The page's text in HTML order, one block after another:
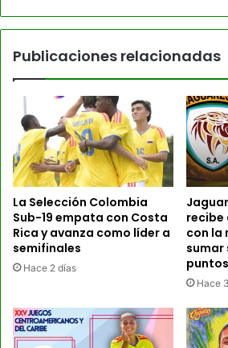
Publicaciones relacionadas
La Selección Colombia
Sub-19 empata con Costa
Rica y avanza como líder a
semifinales
Hace 2 días
recibe
con la
sumar
Hace